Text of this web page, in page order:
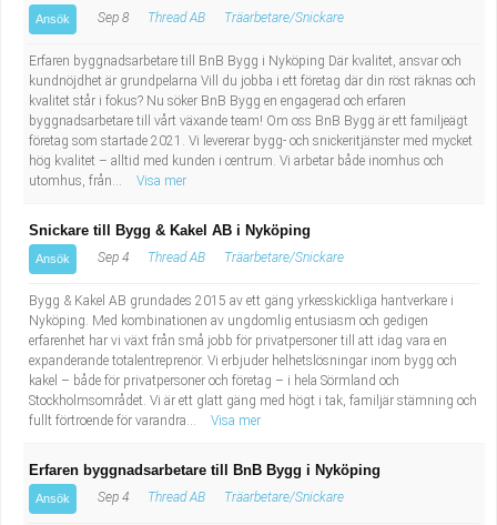
Ansök Sep 8 Thread AB Träarbetare/Snickare
Erfaren byggnadsarbetare till BnB Bygg i Nyköping Där kvalitet, ansvar och
kundnöjdhet är grundpelarna Vill du jobba i ett företag där din röst räknas och
kvalitet står i fokus? Nu söker BnB Bygg en engagerad och erfaren
byggnadsarbetare till vårt växande team! Om oss BnB Bygg är ett familjeägt
företag som startade 2021. Vi levererar bygg- och snickeritjänster med mycket
hög kvalitet – alltid med kunden i centrum. Vi arbetar både inomhus och
utomhus, från...
Visa mer
Snickare till Bygg & Kakel AB i Nyköping
Ansök Sep 4 Thread AB Träarbetare/Snickare
Bygg & Kakel AB grundades 2015 av ett gäng yrkesskickliga hantverkare i
Nyköping. Med kombinationen av ungdomlig entusiasm och gedigen
erfarenhet har vi växt från små jobb för privatpersoner till att idag vara en
expanderande totalentreprenör. Vi erbjuder helhetslösningar inom bygg och
kakel – både för privatpersoner och företag – i hela Sörmland och
Stockholmsområdet. Vi är ett glatt gäng med högt i tak, familjär stämning och
fullt förtroende för varandra...
Visa mer
Erfaren byggnadsarbetare till BnB Bygg i Nyköping
Ansök Sep 4 Thread AB Träarbetare/Snickare